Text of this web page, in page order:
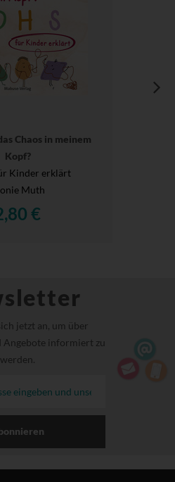
Chaos in meinem
Kopf?
Kinder erklärt
Muth
€
jetzt an, um über
Angebote informiert zu
werden.